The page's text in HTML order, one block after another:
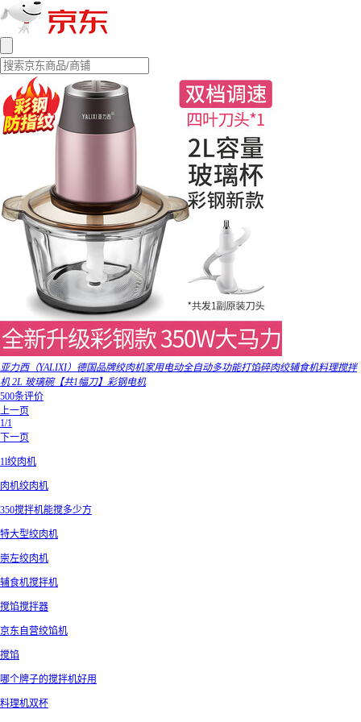
亚力西（YALIXI）德国品牌绞肉机家用电动全自动多功能打馅碎肉绞辅食机料理搅拌
机 2L 玻璃碗【共1幅刀】彩钢电机
500条评价
上一页
1/1
下一页
1l绞肉机
肉机绞肉机
350搅拌机能搅多少方
特大型绞肉机
崇左绞肉机
辅食机搅拌机
搅馅搅拌器
京东自营绞馅机
搅馅
哪个牌子的搅拌机好用
料理机双杯